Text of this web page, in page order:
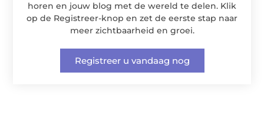
horen en jouw blog met de wereld te delen. Klik
op de Registreer-knop en zet de eerste stap naar
meer zichtbaarheid en groei.
Registreer u vandaag nog